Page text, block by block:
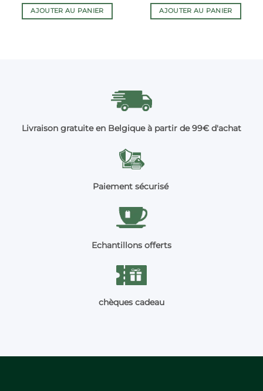
AJOUTER AU PANIER AJOUTER AU PANIER
Livraison gratuite en Belgique à partir de 99€ d'achat
Paiement sécurisé
Echantillons offerts
chèques cadeau